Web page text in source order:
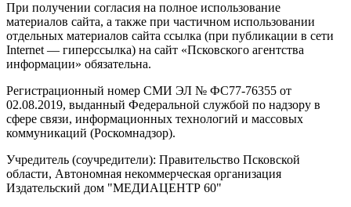
При получении согласия на полное использование
материалов сайта, а также при частичном использовании
отдельных материалов сайта ссылка (при публикации в сети
Internet — гиперссылка) на сайт «Псковского агентства
информации» обязательна.
Регистрационный номер СМИ ЭЛ № ФС77-76355 от
02.08.2019, выданный Федеральной службой по надзору в
сфере связи, информационных технологий и массовых
коммуникаций (Роскомнадзор).
Учредитель (соучредители): Правительство Псковской
области, Автономная некоммерческая организация
Издательский дом "МЕДИАЦЕНТР 60"